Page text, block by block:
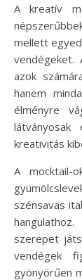
A kreatív mocktail-ok és alkoholmentes italok egyre
mellett
vendégeket.
azok
hanem
élményre
kreativitás
A mocktail-
szénsavas
szerepet
vendégek
gyönyörűen